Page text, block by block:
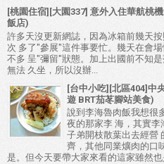
[桃園住宿][大園337] 意外入住華航桃
飯店)
許多天沒更新網誌，因為冰箱前幾天
次 多了"參展"這件事要忙。幾天在會
不多 呈"彌留"狀態。加上出國前不知
無法 久坐，所以沒辦...
[台中小吃][北區404]中
遊 BRT茄苳腳站美食)
說到李海魯肉飯我想很
夜的那家李 海，其實
子弟開枝散葉出去經營
齊，其他同業爌肉的口
是。但今天要帶大家來看的這家雖然